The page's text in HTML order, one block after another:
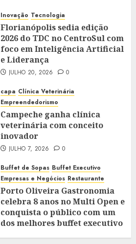
Inovação Tecnologia
Florianópolis sedia edição
2026 do TDC no CentroSul com
foco em Inteligência Artificial
e Liderança
JULHO 20, 2026 0
capa Clínica Veterinária
Empreendedorismo
Campeche ganha clínica
veterinária com conceito
inovador
JULHO 7, 2026 0
Buffet de Sopas Buffet Executivo
Empresas e Negócios Restaurante
Porto Oliveira Gastronomia
celebra 8 anos no Multi Open e
conquista o público com um
dos melhores buffet executivo